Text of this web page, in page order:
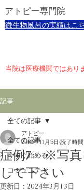
​アトピー専門院
微生物風呂の実績はこ
当院は医療機関ではあり
記事
全ての記事
今すぐ始める
コミュニティ
全ての記事
症例7 ※写真
して下さい
アトピー
2018年11月5日 読了時
更新日： 2024年3月13日